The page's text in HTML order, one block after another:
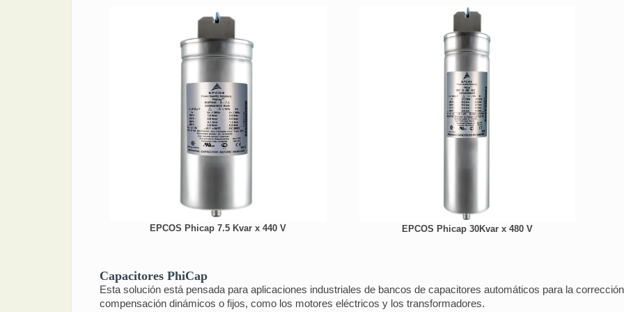
EPCOS Phicap 7.5 Kvar x 440 V EPCOS Phicap 30Kvar x 480 V
Capacitores PhiCap
Esta solución está pensada para aplicaciones industriales de bancos de capacitores automáticos para la
compensación dinámicos o fijos, como los motores eléctricos y los transformadores.